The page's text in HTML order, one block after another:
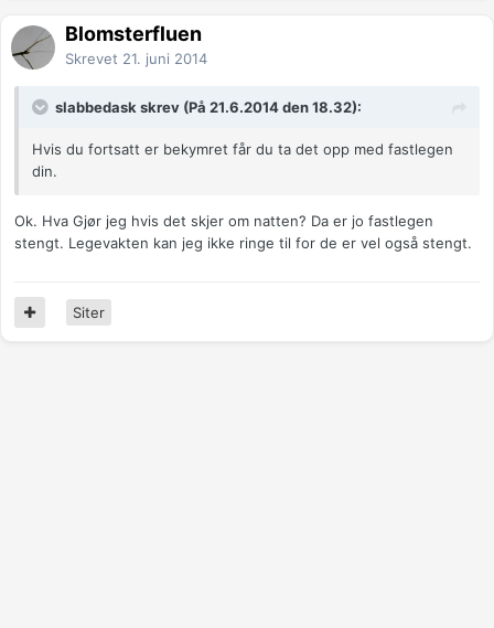
Blomsterfluen
Skrevet 21. juni 2014
slabbedask skrev (På 21.6.2014 den 18.32):
Hvis du fortsatt er bekymret får du ta det opp med fastlegen
din.
Ok. Hva Gjør jeg hvis det skjer om natten? Da er jo fastlegen
stengt. Legevakten kan jeg ikke ringe til for de er vel også stengt.
Siter